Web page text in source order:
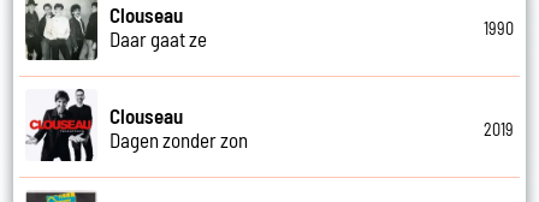
Clouseau
Daar gaat ze
1990
Clouseau
Dagen zonder zon
2019